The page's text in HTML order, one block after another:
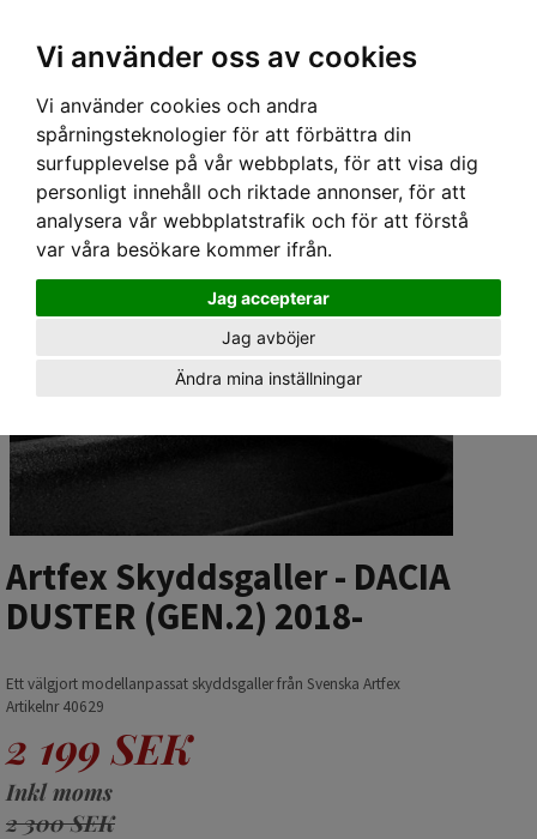
Vi använder oss av cookies
Vi använder cookies och andra
spårningsteknologier för att förbättra din
surfupplevelse på vår webbplats, för att visa dig
personligt innehåll och riktade annonser, för att
analysera vår webbplatstrafik och för att förstå
var våra besökare kommer ifrån.
Jag accepterar
Jag avböjer
Ändra mina inställningar
Hem›Lastgaller/ Skyddsgaller› Artfex Skyddsgaller › Artfex Skyddsgaller - DACIA
DUSTER (GEN.2) 2018-
Artfex Skyddsgaller - DACIA
DUSTER (GEN.2) 2018-
Ett välgjort modellanpassat skyddsgaller från Svenska Artfex
Artikelnr 40629
2 199 SEK
Inkl moms
2 300 SEK